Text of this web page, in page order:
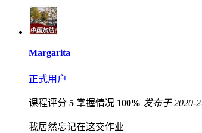
Margarita
正式用户
课程评分 5 掌握情况 100% 发布于 2020-
我居然忘记在这交作业